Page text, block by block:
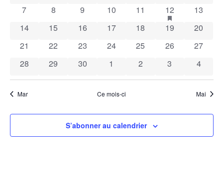
de
vues
Évènements
0 évènements
7 0 évènements
8 0 évènements
9 0 évènements
10 0 évènements
11 1 évènement
12has featured
0
13
0 évènements
14 0 évènements
15 0 évènements
16 0 évènements
17 0 évènements
18 0 évènements
19 0
20
0 évènements
21 0 évènements
22 0 évènements
23 0 évènements
24 0 évènements
25 0 évènements
26 0
27
0 évènements
28 0 évènements
29 0 évènements
30 0 évènements
1 0 évènements
2 0 évènements
3 0
4
Mar Ce mois-ci Mai
S’abonner au calendrier